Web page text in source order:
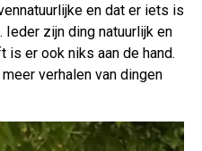
en dat er iets is
zijn ding natuurlijk en
er ook niks aan de hand.
verhalen van dingen